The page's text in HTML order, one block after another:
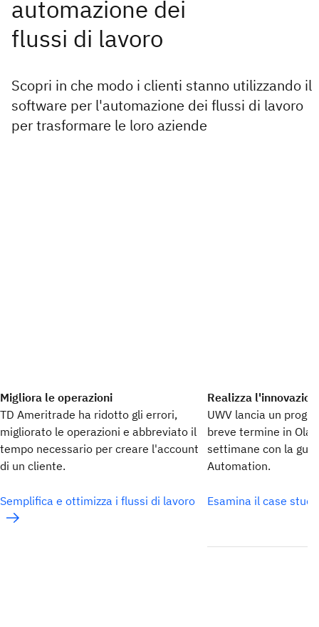
Scopri in che modo i clienti stanno utilizzando il
software per l'automazione dei flussi di lavoro
per trasformare le loro aziende
Migliora le operazioni
TD Ameritrade ha ridotto gli errori,
migliorato le operazioni e abbreviato il
tempo necessario per creare l'account
di un cliente.
Semplifica e ottimizza i flussi di lavoro
Realizza
UWV lancia un
breve termine in
settimane con la
Automation.
Esamina il case